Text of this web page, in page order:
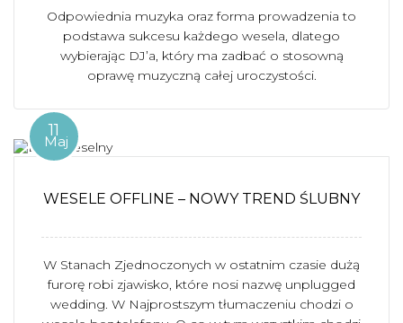
Odpowiednia muzyka oraz forma prowadzenia to
podstawa sukcesu każdego wesela, dlatego
wybierając DJ’a, który ma zadbać o stosowną
oprawę muzyczną całej uroczystości.
11
Maj
WESELE OFFLINE – NOWY TREND ŚLUBNY
W Stanach Zjednoczonych w ostatnim czasie dużą
furorę robi zjawisko, które nosi nazwę unplugged
wedding. W Najprostszym tłumaczeniu chodzi o